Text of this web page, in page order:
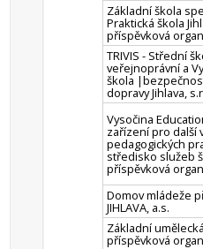
Základní škola
Praktická škola
příspěvková
TRIVIS - Střední
veřejnoprávní a
škola
dopravy Jihlava,
Vysočina
zařízení pro další
pedagogických
středisko služeb
příspěvková
Domov mládeže
JIHLAVA, a.s.
Základní
příspěvková